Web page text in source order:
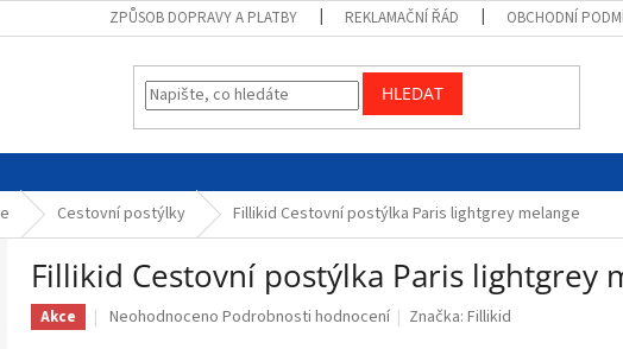
ZPŮSOB DOPRAVY A PLATBY REKLAMAČNÍ ŘÁD OBCHODNÍ
HLEDAT
Cestovní postýlky Fillikid Cestovní postýlka Paris lightgrey melange
Fillikid Cestovní postýlka Paris lightgrey
Akce
Průměrné
Neohodnoceno Podrobnosti hodnocení Značka:Fillikid